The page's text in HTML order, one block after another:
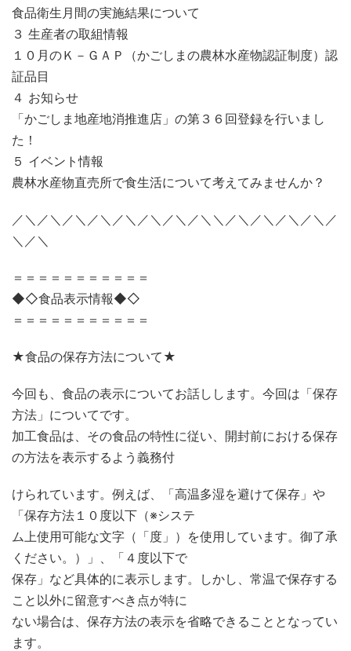
食品衛生月間の実施結果について
３ 生産者の取組情報
１０月のＫ－ＧＡＰ（かごしまの農林水産物認証制度）認
証品目
４ お知らせ
「かごしま地産地消推進店」の第３６回登録を行いまし
た！
５ イベント情報
農林水産物直売所で食生活について考えてみませんか？
／＼／＼／＼／＼／＼／＼／＼／＼＼／＼／＼／＼／＼／
＼／＼
＝＝＝＝＝＝＝＝＝＝＝
◆◇食品表示情報◆◇
＝＝＝＝＝＝＝＝＝＝＝
★食品の保存方法について★
今回も、食品の表示についてお話しします。今回は「保存
方法」についてです。
加工食品は、その食品の特性に従い、開封前における保存
の方法を表示するよう義務付
けられています。例えば、「高温多湿を避けて保存」や
「保存方法１０度以下（※システ
ム上使用可能な文字（「度」）を使用しています。御了承
ください。）」、「４度以下で
保存」など具体的に表示します。しかし、常温で保存する
こと以外に留意すべき点が特に
ない場合は、保存方法の表示を省略できることとなってい
ます。